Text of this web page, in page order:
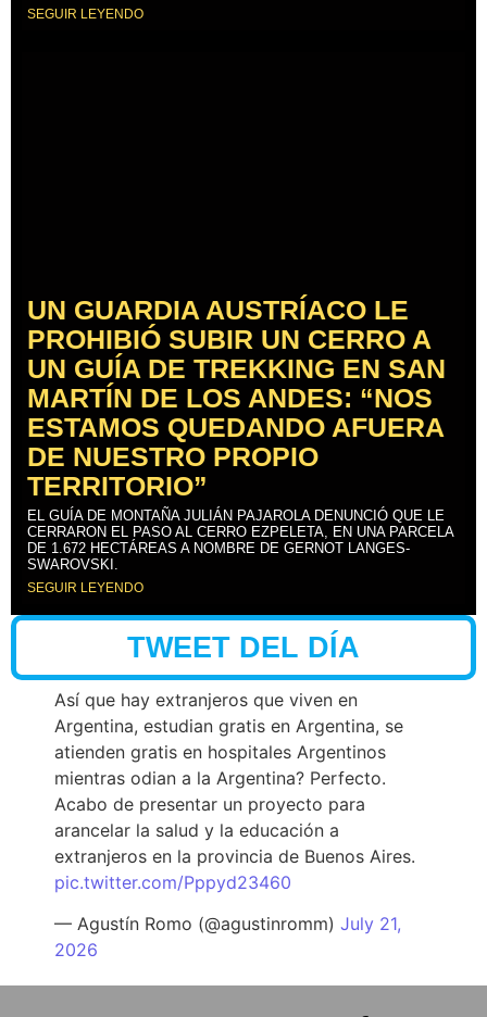
SEGUIR LEYENDO
UN GUARDIA AUSTRÍACO LE
PROHIBIÓ SUBIR UN CERRO A
UN GUÍA DE TREKKING EN SAN
MARTÍN DE LOS ANDES: “NOS
ESTAMOS QUEDANDO AFUERA
DE NUESTRO PROPIO
TERRITORIO”
EL GUÍA DE MONTAÑA JULIÁN PAJAROLA DENUNCIÓ QUE LE
CERRARON EL PASO AL CERRO EZPELETA, EN UNA PARCELA
DE 1.672 HECTÁREAS A NOMBRE DE GERNOT LANGES-
SWAROVSKI.
SEGUIR LEYENDO
TWEET DEL DÍA
Así que hay extranjeros que viven en
Argentina, estudian gratis en Argentina, se
atienden gratis en hospitales Argentinos
mientras odian a la Argentina? Perfecto.
Acabo de presentar un proyecto para
arancelar la salud y la educación a
extranjeros en la provincia de Buenos Aires.
pic.twitter.com/Pppyd23460
— Agustín Romo (@agustinromm) July 21,
2026